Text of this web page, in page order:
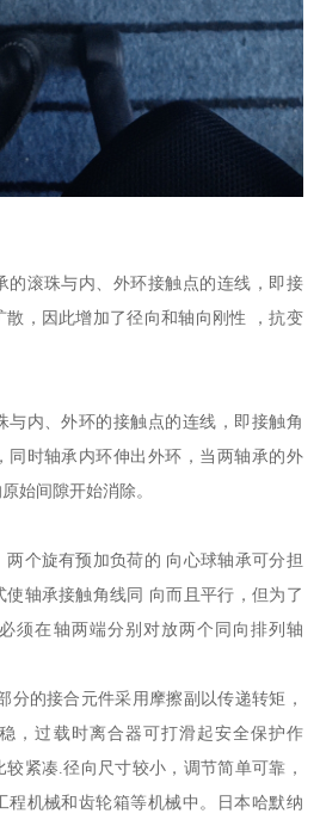
的滚珠与内、外环接触点的连线，即接
，因此增加了径向和轴向刚性 ，抗变
与内、外环的接触点的连线，即接触角
同时轴承内环伸出外环，当两轴承的外
始间隙开始消除。
个旋有预加负荷的 向心球轴承可分担
轴承接触角线同 向而且平行，但为了
须在轴两端分别对放两个同向排列轴
分的接合元件采用摩擦副以传递转矩，
，过载时离合器可打滑起安全保护作
紧凑.径向尺寸较小，调节简单可靠，
程机械和齿轮箱等机械中。日本哈默纳